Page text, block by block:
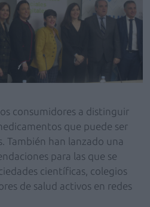
consumidores a distinguir
que puede ser
También han lanzado una
para las que se
científicas, colegios
de salud activos en redes